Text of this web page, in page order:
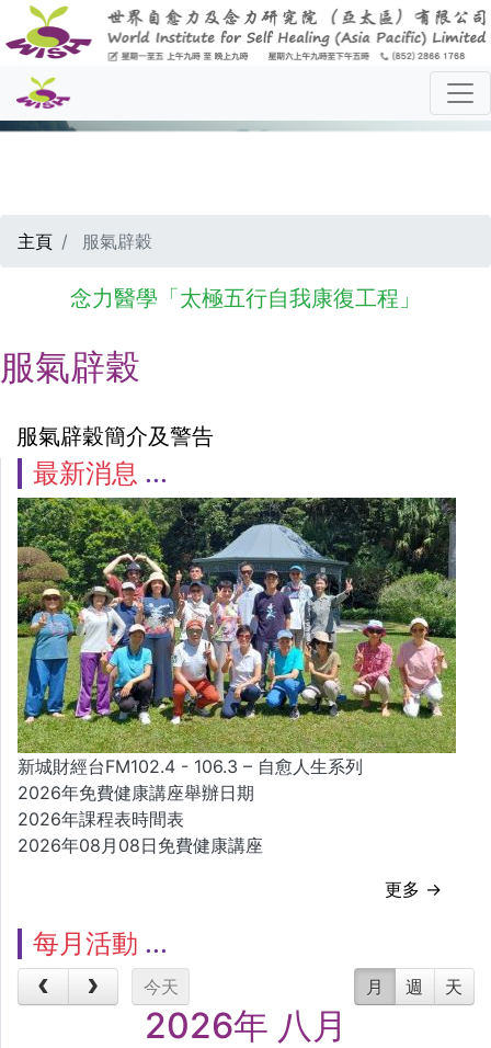
主頁 服氣辟穀
念力醫學「太極五行自我康復工程」
服氣辟穀
服氣辟穀簡介及警告
最新消息
新城財經台FM102.4 - 106.3 – 自愈人生系列
2026年免費健康講座舉辦日期
2026年課程表時間表
2026年08月08日免費健康講座
更多 →
每月活動
今天 月 週 天
2026年 八月